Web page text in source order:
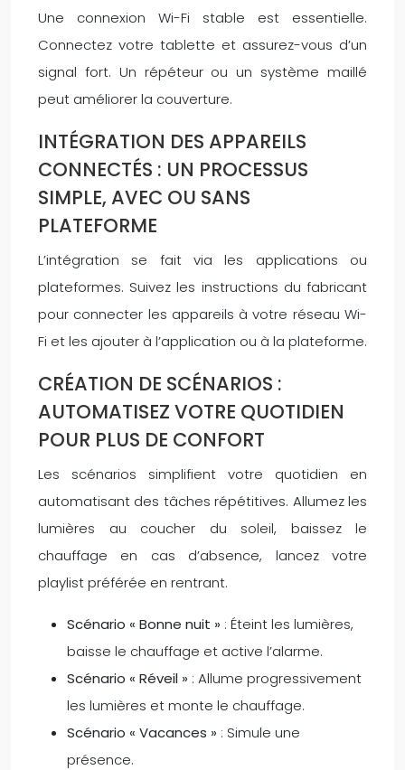
Une connexion Wi-Fi stable est essentielle.
Connectez votre tablette et assurez-vous d’un
signal fort. Un répéteur ou un système maillé
peut améliorer la couverture.
INTÉGRATION DES APPAREILS
CONNECTÉS : UN PROCESSUS
SIMPLE, AVEC OU SANS
PLATEFORME
L’intégration se fait via les applications ou
plateformes. Suivez les instructions du fabricant
pour connecter les appareils à votre réseau Wi-
Fi et les ajouter à l’application ou à la plateforme.
CRÉATION DE SCÉNARIOS :
AUTOMATISEZ VOTRE QUOTIDIEN
POUR PLUS DE CONFORT
Les scénarios simplifient votre quotidien en
automatisant des tâches répétitives. Allumez les
lumières au coucher du soleil, baissez le
chauffage en cas d’absence, lancez votre
playlist préférée en rentrant.
Scénario « Bonne nuit » : Éteint les lumières,
baisse le chauffage et active l’alarme.
Scénario « Réveil » : Allume progressivement
les lumières et monte le chauffage.
Scénario « Vacances » : Simule une
présence.